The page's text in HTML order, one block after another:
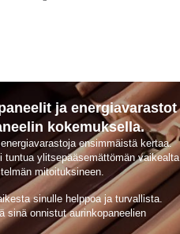
ja energiavarastot
kokemuksella.
ensimmäistä kertaa.
tuntua ylitsepääsemättömän vaikealta
mitoituksineen.
sinulle helppoa ja turvallista.
sinä onnistut aurinkopaneelien